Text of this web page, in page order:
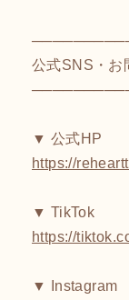
公式SNS・お
▼ 公式HP
https://
▼ TikTok
https://
▼ Instagram